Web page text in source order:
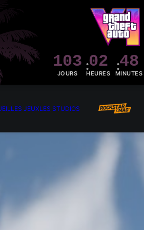
103
JOURS
02
HEURES
48
MINUTES
LES JEUXLES STUDIOS